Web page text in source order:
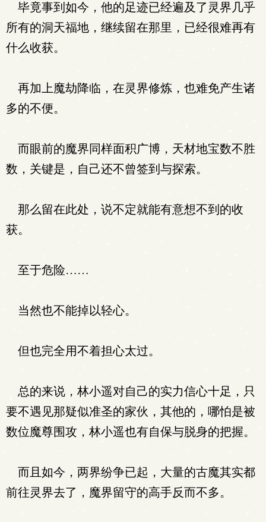
毕竟事到如今，他的足迹已经遍及了灵界几乎
所有的洞天福地，继续留在那里，已经很难再有
什么收获。
再加上魔劫降临，在灵界修炼，也难免产生诸
多的不便。
而眼前的魔界同样面积广博，天材地宝数不胜
数，关键是，自己还不曾签到与探索。
那么留在此处，说不定就能有意想不到的收
获。
至于危险……
当然也不能掉以轻心。
但也完全用不着担心太过。
总的来说，林小遥对自己的实力信心十足，只
要不遇见那疑似准圣的家伙，其他的，哪怕是被
数位魔尊围攻，林小遥也有自保与脱身的把握。
而且如今，两界纷争已起，大量的古魔其实都
前往灵界去了，魔界留守的高手反而不多。